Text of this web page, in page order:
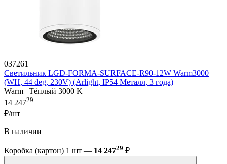
037261
Светильник LGD-FORMA-SURFACE-R90-12W Warm3000
(WH, 44 deg, 230V) (Arlight, IP54 Металл, 3 года)
Warm | Тёплый 3000 K
14 24729
₽/шт
В наличии
Коробка (картон) 1 шт — 14 24729 ₽